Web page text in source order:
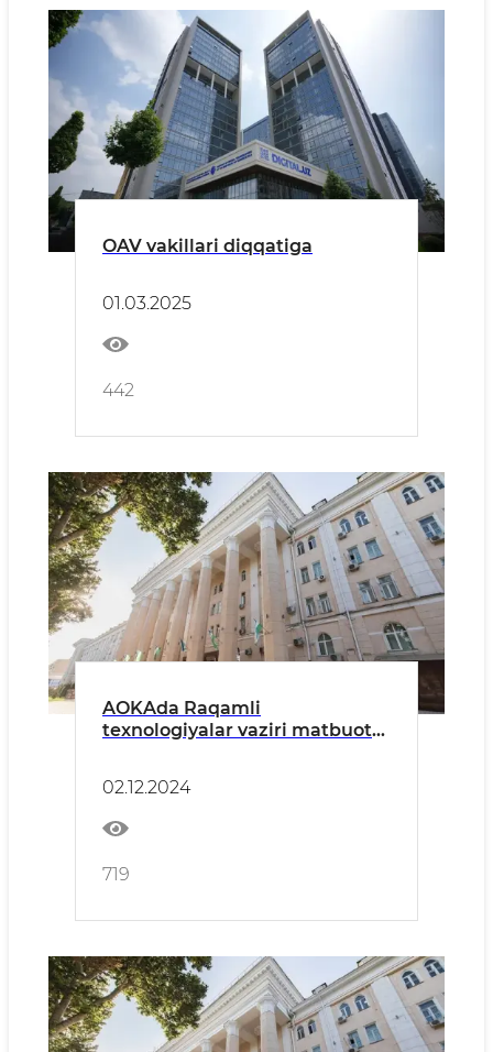
OAV vakillari diqqatiga
01.03.2025
442
AOKAda Raqamli
texnologiyalar vaziri matbuot
02.12.2024
719